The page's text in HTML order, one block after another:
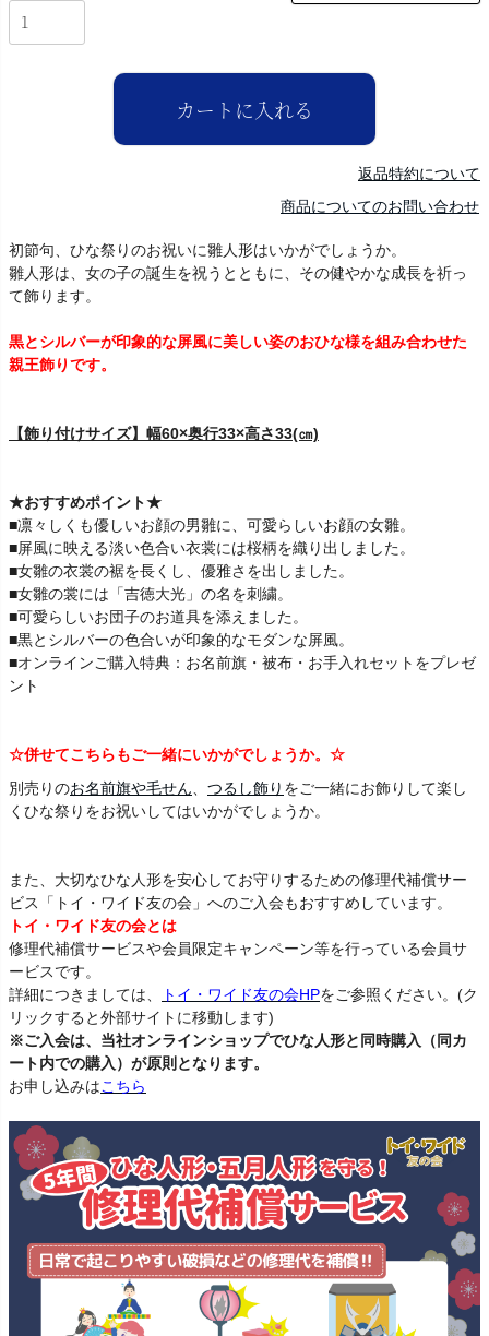
カートに入れる
返品特約について
商品についてのお問い合わせ
初節句、ひな祭りのお祝いに雛人形はいかがでしょうか。
雛人形は、女の子の誕生を祝うとともに、その健やかな成長を祈っ
て飾ります。
黒とシルバーが印象的な屏風に美しい姿のおひな様を組み合わせた
親王飾りです。
【飾り付けサイズ】幅60×奥行33×高さ33(㎝)
★おすすめポイント★
■凛々しくも優しいお顔の男雛に、可愛らしいお顔の女雛。
■屏風に映える淡い色合い衣裳には桜柄を織り出しました。
■女雛の衣裳の裾を長くし、優雅さを出しました。
■女雛の裳には「吉徳大光」の名を刺繍。
■可愛らしいお団子のお道具を添えました。
■黒とシルバーの色合いが印象的なモダンな屏風。
■オンラインご購入特典：お名前旗・被布・お手入れセットをプレゼ
ント
☆併せてこちらもご一緒にいかがでしょうか。☆
別売りのお名前旗や毛せん つるし飾り をご一緒にお飾りして楽し
くひな祭りをお祝いしてはいかがでしょうか。
また、大切なひな人形を安心してお守りするための修理代補償サー
ビス「トイ・ワイド友の会」へのご入会もおすすめしています。
トイ・ワイド友の会とは
修理代補償サービスや会員限定キャンペーン等を行っている会員サ
ービスです。
詳細につきましては、
トイ・ワイド友の会HPをご参照ください。(ク
リックすると外部サイトに移動します)
※ご入会は、当社オンラインショップでひな人形と同時購入（同カ
ート内での購入）が原則となります。
お申し込みはこちら